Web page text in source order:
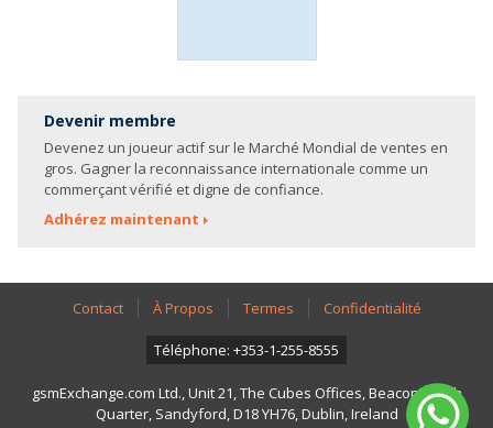
Devenir membre
Devenez un joueur actif sur le Marché Mondial de ventes en
gros. Gagner la reconnaissance internationale comme un
commerçant vérifié et digne de confiance.
Adhérez maintenant
Contact À Propos Termes Confidentialité
Téléphone: +353-1-255-8555
gsmExchange.com Ltd., Unit 21, The Cubes Offices, Beacon South
Quarter, Sandyford, D18 YH76, Dublin, Ireland